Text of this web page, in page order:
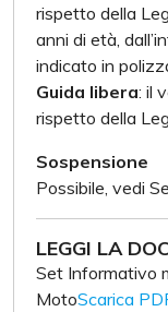
rispetto della
anni di età,
indicato in
Guida libera: il
rispetto della
Sospensione
Possibile, vedi
LEGGI LA
Set Informativo
MotoScarica